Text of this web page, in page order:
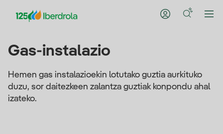
Gas-instalazio
Hemen gas instalazioekin lotutako guztia aurkituko
duzu, sor daitezkeen zalantza guztiak konpondu ahal
izateko.